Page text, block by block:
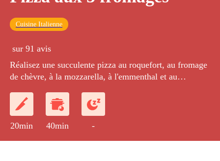
Cuisine Italienne
sur 91 avis
Réalisez une succulente pizza au roquefort, au fromage
de chèvre, à la mozzarella, à l'emmenthal et au
20min 40min -